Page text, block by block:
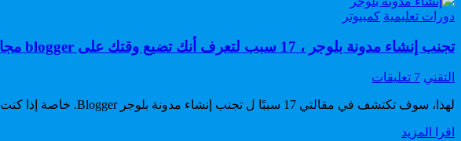
Posted
دورات تعليمية كمبيوتر
تجنب إنشاء مدونة بلوجر ، 17 سبب لتعرف أنك تضيع وقتك على blogger مجانا.
Author:
التقني 7 تعليقات
إنشاء
لهذا، سوف تكتشف في مقالتي 17 سببًا ل تجنب إنشاء مدونة بلوجر Blogger. خاصة إذا كنت ترغب في تأسيس عملك بقوة على الويب. بصرف النظر عن الخدمة المجانية
اقرا المزيد